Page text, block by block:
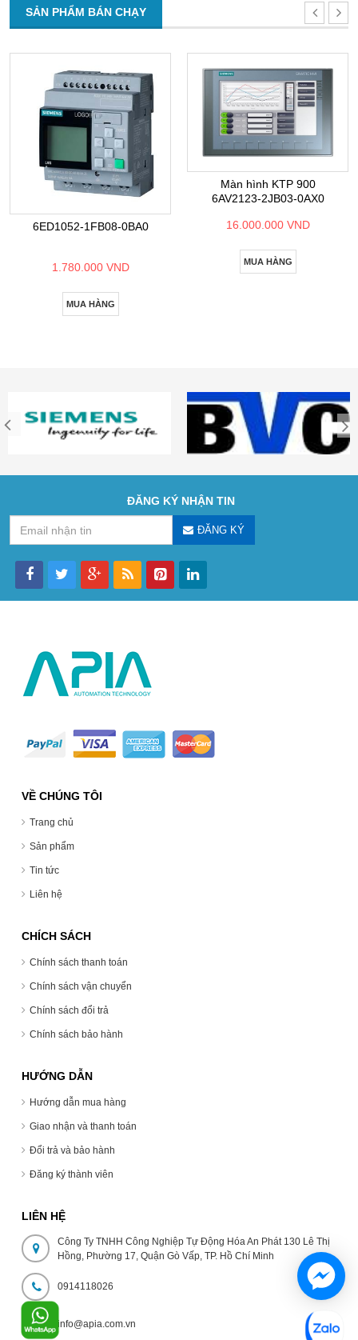
SẢN PHẨM BÁN CHẠY
6ED1052-1FB08-0BA0
1.780.000 VND
MUA HÀNG
Màn hình KTP 900
6AV2123-2JB03-0AX0
16.000.000 VND
MUA HÀNG
ĐĂNG KÝ NHẬN TIN
ĐĂNG KÝ
VỀ CHÚNG TÔI
Trang chủ
Sản phẩm
Tin tức
Liên hệ
CHÍCH SÁCH
Chính sách thanh toán
Chính sách vận chuyển
Chính sách đổi trả
Chính sách bảo hành
HƯỚNG DẪN
Hướng dẫn mua hàng
Giao nhận và thanh toán
Đổi trả và bảo hành
Đăng ký thành viên
LIÊN HỆ
Công Ty TNHH Công Nghiệp Tự Động Hóa An Phát 130 Lê Thị
Hồng, Phường 17, Quận Gò Vấp, TP. Hồ Chí Minh
0914118026
info@apia.com.vn